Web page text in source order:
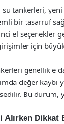
tankerleri, yeni
bir tasarruf
el seçenekler
için
genellikle
değer kaybı
Bu durum,
Alırken Dikkat